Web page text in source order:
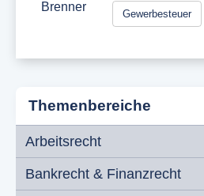
Brenner
Gewerbesteuer
Themenbereiche
Arbeitsrecht
Bankrecht & Finanzrecht